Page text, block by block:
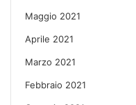
Maggio 2021
Aprile 2021
Marzo 2021
Febbraio 2021